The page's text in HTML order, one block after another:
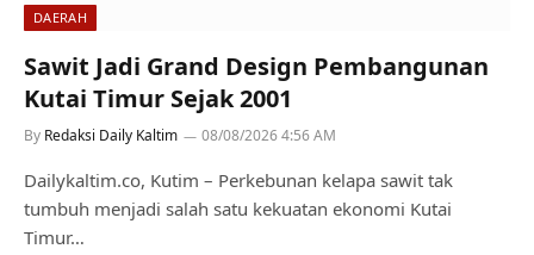
DAERAH
Sawit Jadi Grand Design Pembangunan
Kutai Timur Sejak 2001
By Redaksi Daily Kaltim 08/08/2026 4:56 AM
Dailykaltim.co, Kutim – Perkebunan kelapa sawit tak
tumbuh menjadi salah satu kekuatan ekonomi Kutai
Timur…